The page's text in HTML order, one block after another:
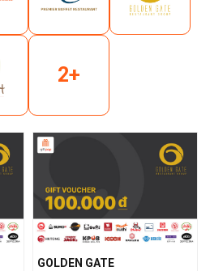
2+
GOLDEN GATE